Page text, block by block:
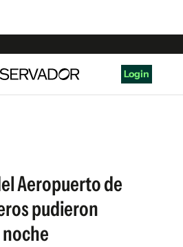
Login
Aeropuerto de
pudieron